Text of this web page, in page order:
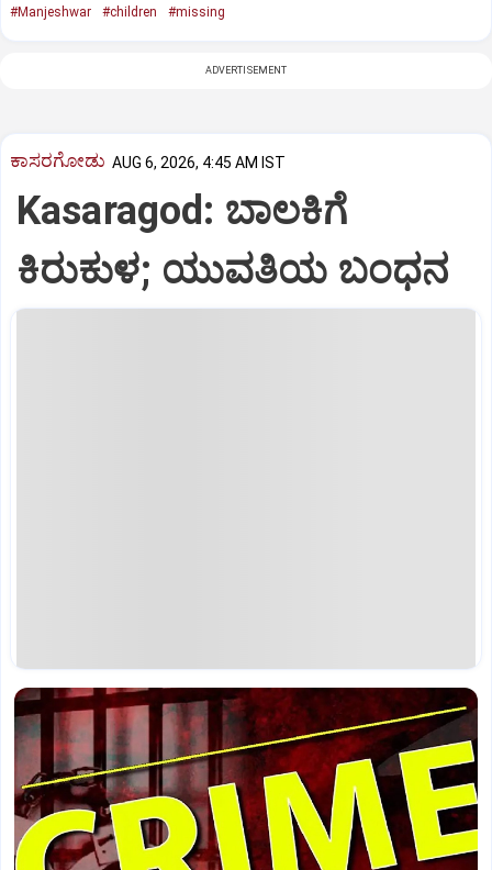
#Manjeshwar #children #missing
ADVERTISEMENT
ಕಾಸರಗೋಡು AUG 6, 2026, 4:45 AM IST
Kasaragod: ಬಾಲಕಿಗೆ
ಕಿರುಕುಳ; ಯುವತಿಯ ಬಂಧನ